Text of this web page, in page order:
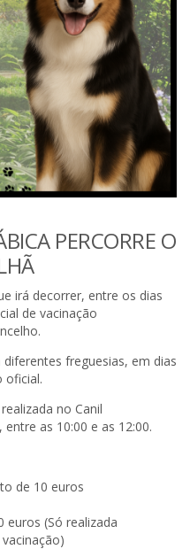
PERCORRE O
irá decorrer, entre os dias
de vacinação
freguesias, em dias
oficial.
no Canil
as 10:00 e as 12:00.
de 10 euros
euros (Só realizada